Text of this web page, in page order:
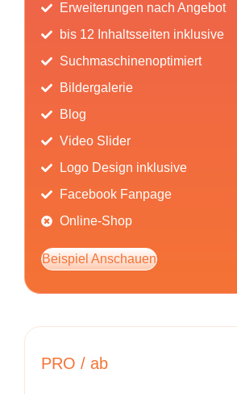
Erweiterungen nach Angebot
bis 12 Inhaltsseiten inklusive
Suchmaschinenoptimiert
Bildergalerie
Blog
Video Slider
Logo Design inklusive
Facebook Fanpage
Online-Shop
Beispiel Anschauen
PRO / ab